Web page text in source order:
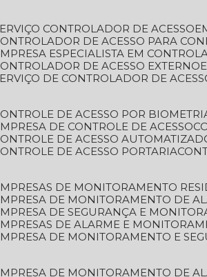
SERVIÇO CONTROLADOR DE ACESSO
CONTROLADOR DE ACESSO PARA
EMPRESA ESPECIALISTA EM
CONTROLADOR DE ACESSO EXTERNO
SERVIÇO DE CONTROLADOR DE
CONTROLE DE ACESSO POR
EMPRESA DE CONTROLE DE ACESSO
CONTROLE DE ACESSO
CONTROLE DE ACESSO PORTARIA
EMPRESAS DE MONITORAMENTO
EMPRESA DE MONITORAMENTO DE
EMPRESA DE SEGURANÇA E
EMPRESAS DE ALARME E
EMPRESA DE MONITORAMENTO E
EMPRESA DE MONITORAMENTO DE